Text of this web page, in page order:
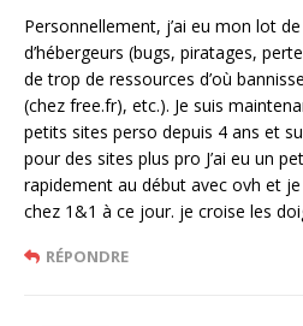
Personnellement, j’ai eu mon lot
d’hébergeurs (bugs, piratages,
de trop de ressources d’où
(chez free.fr), etc.). Je suis
petits sites perso depuis 4 ans et
pour des sites plus pro J’ai eu un
rapidement au début avec ovh et
chez 1&1 à ce jour. je croise les
RÉPONDRE